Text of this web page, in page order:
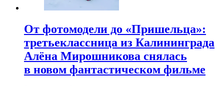
От фотомодели до «Пришельца»:
третьеклассница из Калининграда
Алёна Мирошникова снялась
в новом фантастическом фильме